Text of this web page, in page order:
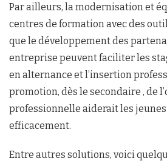
Par ailleurs, la modernisation et
centres de formation avec des
que le développement des
entreprise peuvent faciliter les
en alternance et l’insertion
promotion, dès le secondaire , de
professionnelle aiderait les jeunes
efficacement.
Entre autres solutions, voici